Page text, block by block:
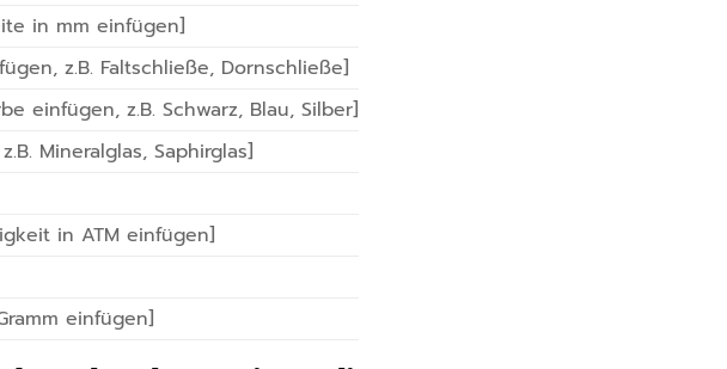
in mm einfügen]
z.B. Faltschließe, Dornschließe]
einfügen, z.B. Schwarz, Blau, Silber]
Mineralglas, Saphirglas]
in ATM einfügen]
einfügen]